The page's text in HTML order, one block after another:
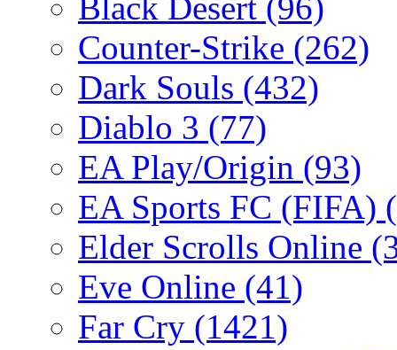
Counter-Strike (262)
Dark Souls (432)
Diablo 3 (77)
EA Play/Origin (93)
EA Sports FC (FIFA)
Elder Scrolls Online
Eve Online (41)
Far Cry (1421)